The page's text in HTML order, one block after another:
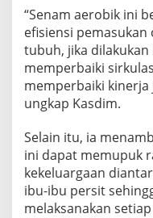
l
a
r
S
e
n
B
e
r
s
a
m
“Senam aerobik ini
efisiensi
tubuh, jika
memperbaiki
memperbaiki
ungkap Kasdim.
Selain itu, ia
ini dapat memupuk
kekeluargaan
ibu-ibu persit
melaksanakan